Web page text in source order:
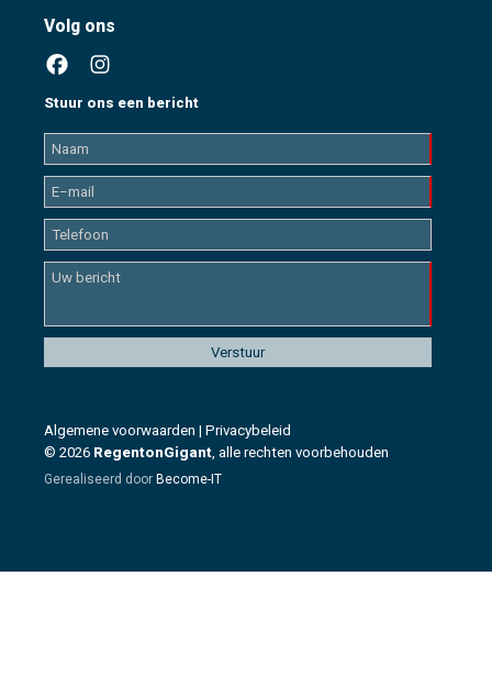
Volg ons
Stuur ons een bericht
Algemene voorwaarden | Privacybeleid
© 2026 RegentonGigant, alle rechten voorbehouden
Gerealiseerd door Become-IT